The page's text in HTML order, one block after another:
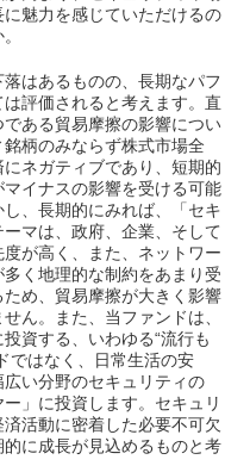
魅力を感じていただけるの
はあるものの、長期なパフ
評価されると考えます。直
ある貿易摩擦の影響につい
柄のみならず株式市場全
ネガティブであり、短期的
イナスの影響を受ける可能
、長期的にみれば、「セキ
ーマは、政府、企業、そして
が高く、また、ネットワー
く地理的な制約をあまり受
め、貿易摩擦が大きく影響
ん。また、当ファンドは、
資する、いわゆる“流行も
ではなく、日常生活の安
い分野のセキュリティの
ー」に投資します。セキュリ
活動に密着した必要不可欠
に成長が見込めるものと考